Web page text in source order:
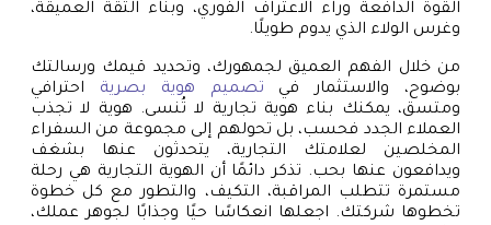
القوة الدافعة وراء الاعتراف الفوري، وبناء الثقة العميقة،
وغرس الولاء الذي يدوم طويلًا.
من خلال الفهم العميق لجمهورك، وتحديد قيمك ورسالتك
بوضوح، والاستثمار في تصميم هوية بصرية احترافي
ومتسق، يمكنك بناء هوية تجارية لا تُنسى. هوية لا تجذب
العملاء الجدد فحسب، بل تحولهم إلى مجموعة من السفراء
المخلصين لعلامتك التجارية، يتحدثون عنها بشغف
ويدافعون عنها بحب. تذكر دائمًا أن الهوية التجارية هي رحلة
مستمرة تتطلب المراقبة، التكيف، والتطور مع كل خطوة
تخطوها شركتك. اجعلها انعكاسًا حيًا وجذابًا لجوهر عملك،